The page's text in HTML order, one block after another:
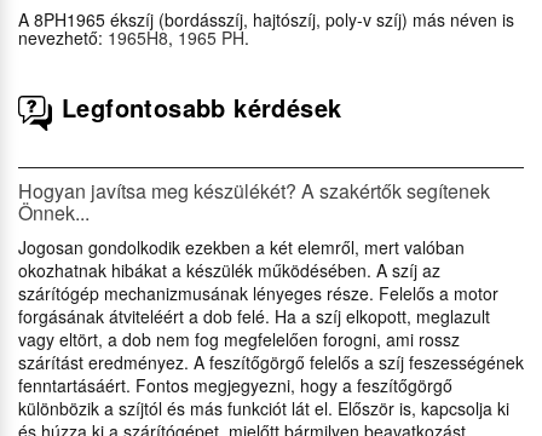
A 8PH1965 ékszíj (bordásszíj, hajtószíj, poly-v szíj) más néven is
nevezhető: 1965H8, 1965 PH.
Legfontosabb kérdések
Hogyan javítsa meg készülékét? A szakértők segítenek
Önnek...
Jogosan gondolkodik ezekben a két elemről, mert valóban
okozhatnak hibákat a készülék működésében. A szíj az
szárítógép mechanizmusának lényeges része. Felelős a motor
forgásának átviteléért a dob felé. Ha a szíj elkopott, meglazult
vagy eltört, a dob nem fog megfelelően forogni, ami rossz
szárítást eredményez. A feszítőgörgő felelős a szíj feszességének
fenntartásáért. Fontos megjegyezni, hogy a feszítőgörgő
különbözik a szíjtól és más funkciót lát el. Először is, kapcsolja ki
és húzza ki a szárítógépet, mielőtt bármilyen beavatkozást